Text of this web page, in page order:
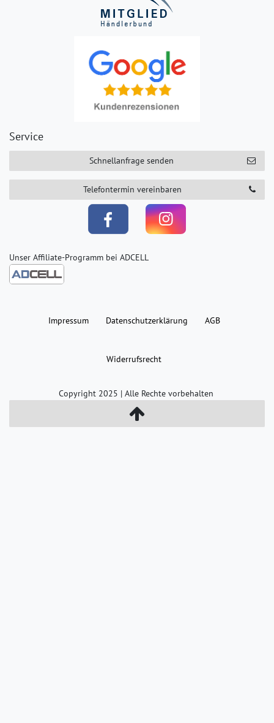
Service
Schnellanfrage senden
Telefontermin vereinbaren
Unser Affiliate-Programm bei ADCELL
Impressum Daten­schutz­erklärung AGB
Widerrufs­recht
Copyright 2025 | Alle Rechte vorbehalten